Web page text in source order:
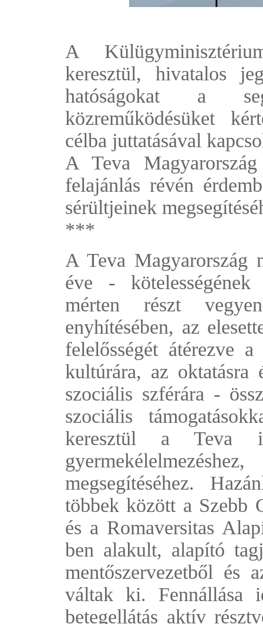
A
keresztül, hivatalos
hatóságokat a
közreműködésüket
célba juttatásával
A Teva
felajánlás révén
sérültjeinek
***
A Teva
éve -
mérten részt
enyhítésében, az
felelősségét átérezve
kultúrára, az oktatásra
szociális szférára -
szociális
keresztül a Teva
megsegítéséhez.
többek között a Szebb
és a Romaversitas
ben alakult, alapító
mentőszervezetből és
váltak ki. Fennállása
betegellátás aktív